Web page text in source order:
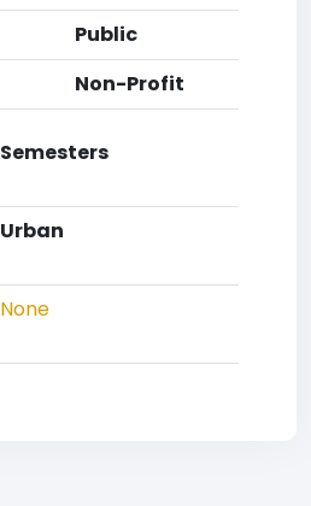
Public
Non-Profit
Semesters
Urban
None